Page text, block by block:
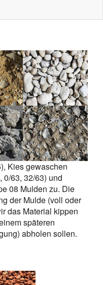
Kies gewaschen
0/63, 32/63) und
08 Mulden zu. Die
der Mulde (voll oder
das Material kippen
späteren
abholen sollen.